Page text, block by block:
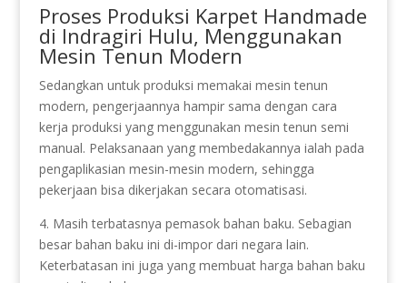
Proses Produksi Karpet Handmade
di Indragiri Hulu, Menggunakan
Mesin Tenun Modern
Sedangkan untuk produksi memakai mesin tenun
modern, pengerjaannya hampir sama dengan cara
kerja produksi yang menggunakan mesin tenun semi
manual. Pelaksanaan yang membedakannya ialah pada
pengaplikasian mesin-mesin modern, sehingga
pekerjaan bisa dikerjakan secara otomatisasi.
4. Masih terbatasnya pemasok bahan baku. Sebagian
besar bahan baku ini di-impor dari negara lain.
Keterbatasan ini juga yang membuat harga bahan baku